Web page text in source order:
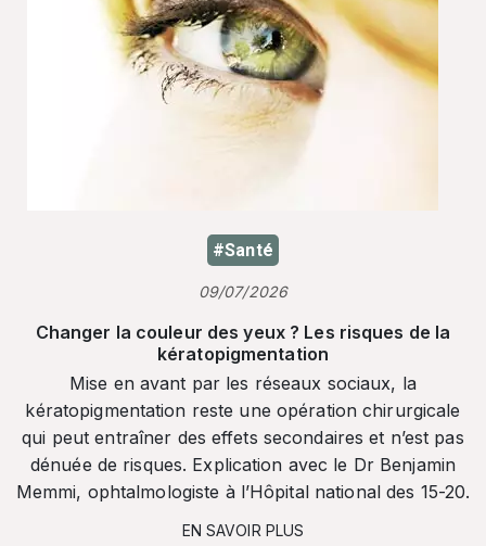
#Santé
09/07/2026
Changer la couleur des yeux ? Les risques de la
kératopigmentation
Mise en avant par les réseaux sociaux, la
kératopigmentation reste une opération chirurgicale
qui peut entraîner des effets secondaires et n’est pas
dénuée de risques. Explication avec le Dr Benjamin
Memmi, ophtalmologiste à l’Hôpital national des 15-20.
EN SAVOIR PLUS